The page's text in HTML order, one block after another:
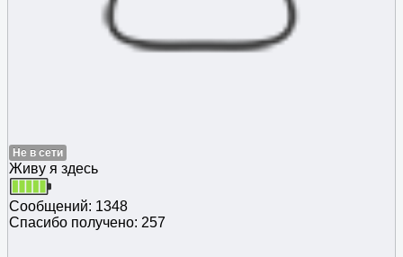
Не в сети
Живу я здесь
Сообщений: 1348
Спасибо получено: 257